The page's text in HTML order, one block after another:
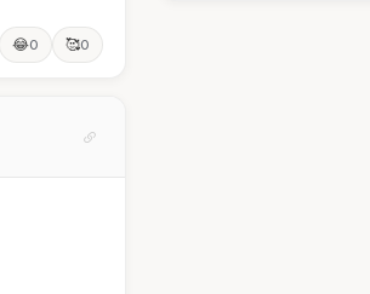
😂0 🥰0